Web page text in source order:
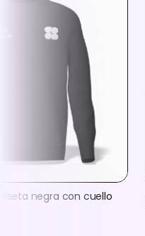
negra con cuello